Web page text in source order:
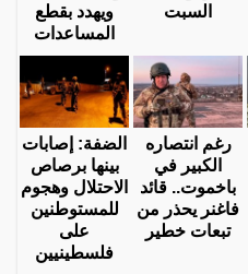
السبت
ويهدد بقطع
المساعدات
رغم انتصاره
الكبير في
باخموت.. قائد
فاغنر يحذر من
تبعات خطير
الضفة: إصابات
بينها برصاص
الاحتلال وهجوم
للمستوطنين
على
فلسطينيين